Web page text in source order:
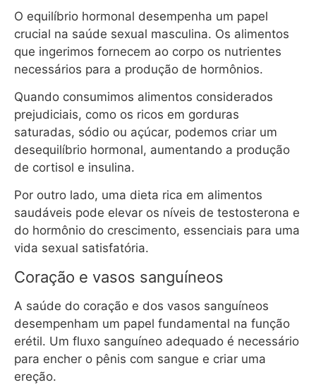
O equilíbrio hormonal desempenha um papel
crucial na saúde sexual masculina. Os alimentos
que ingerimos fornecem ao corpo os nutrientes
necessários para a produção de hormônios.
Quando consumimos alimentos considerados
prejudiciais, como os ricos em gorduras
saturadas, sódio ou açúcar, podemos criar um
desequilíbrio hormonal, aumentando a produção
de cortisol e insulina.
Por outro lado, uma dieta rica em alimentos
saudáveis pode elevar os níveis de testosterona e
do hormônio do crescimento, essenciais para uma
vida sexual satisfatória.
Coração e vasos sanguíneos
A saúde do coração e dos vasos sanguíneos
desempenham um papel fundamental na função
erétil. Um fluxo sanguíneo adequado é necessário
para encher o pênis com sangue e criar uma
ereção.